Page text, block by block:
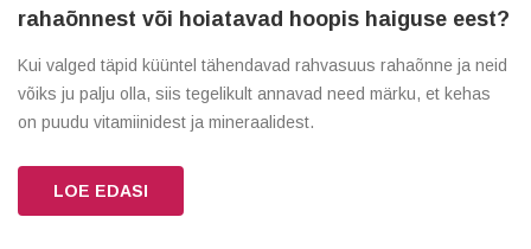
rahaõnnest või hoiatavad hoopis haiguse eest?
Kui valged täpid küüntel tähendavad rahvasuus rahaõnne ja neid
võiks ju palju olla, siis tegelikult annavad need märku, et kehas
on puudu vitamiinidest ja mineraalidest.
LOE EDASI